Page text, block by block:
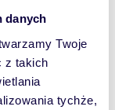
danych
Twoje
z takich
tychże,
domu